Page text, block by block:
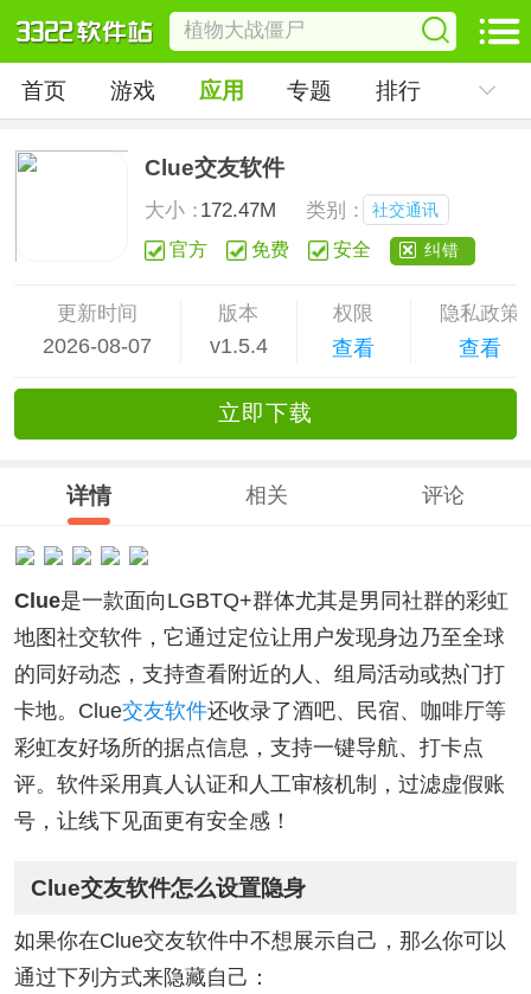
首页 游戏 应用 专题 排行
Clue交友软件
大小：172.47M 类别： 社交通讯
官方 免费 安全 纠错
更新时间
2026-08-07
版本
v1.5.4
权限
查看
隐私政策
查看
立即下载
详情 相关 评论
Clue是一款面向LGBTQ+群体尤其是男同社群的彩虹
地图社交软件，它通过定位让用户发现身边乃至全球
的同好动态，支持查看附近的人、组局活动或热门打
卡地。Clue交友软件还收录了酒吧、民宿、咖啡厅等
彩虹友好场所的据点信息，支持一键导航、打卡点
评。软件采用真人认证和人工审核机制，过滤虚假账
号，让线下见面更有安全感！
Clue交友软件怎么设置隐身
如果你在Clue交友软件中不想展示自己，那么你可以
通过下列方式来隐藏自己：